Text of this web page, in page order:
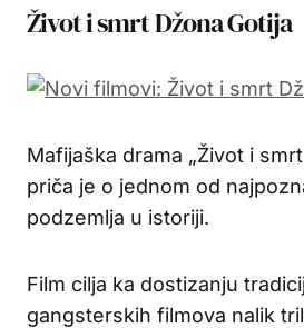
Život i smrt Džona Gotija
Mafijaška drama „Život i
priča je o jednom od
podzemlja u istoriji.
Film cilja ka dostizanju
gangsterskih filmova nalik